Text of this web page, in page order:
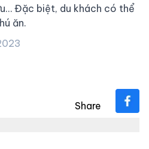
Đặc biệt, du khách có thể
ăn.
Share